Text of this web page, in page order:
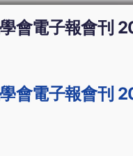
會電子報會刊
會電子報會刊